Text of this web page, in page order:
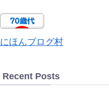
にほんブログ村
Recent Posts